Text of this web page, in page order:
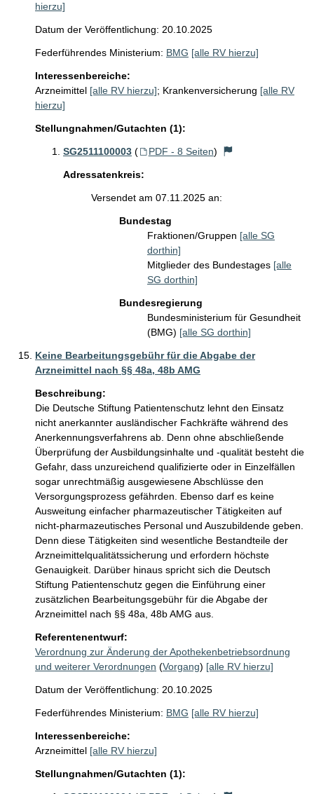
hierzu]
Datum der Veröffentlichung: 20.10.2025
Federführendes Ministerium: BMG [alle RV hierzu]
Interessenbereiche:
Arzneimittel [alle RV hierzu]; Krankenversicherung [alle RV
hierzu]
Stellungnahmen/Gutachten (1):
SG2511100003 ( PDF - 8 Seiten)
Adressatenkreis:
Versendet am 07.11.2025 an:
Bundestag
Fraktionen/Gruppen [alle SG
dorthin]
Mitglieder des Bundestages [alle
SG dorthin]
Bundesregierung
Bundesministerium für Gesundheit
(BMG) [alle SG dorthin]
Keine Bearbeitungsgebühr für die Abgabe der
Arzneimittel nach §§ 48a, 48b AMG
Beschreibung:
Die Deutsche Stiftung Patientenschutz lehnt den Einsatz
nicht anerkannter ausländischer Fachkräfte während des
Anerkennungsverfahrens ab. Denn ohne abschließende
Überprüfung der Ausbildungsinhalte und -qualität besteht die
Gefahr, dass unzureichend qualifizierte oder in Einzelfällen
sogar unrechtmäßig ausgewiesene Abschlüsse den
Versorgungsprozess gefährden. Ebenso darf es keine
Ausweitung einfacher pharmazeutischer Tätigkeiten auf
nicht-pharmazeutisches Personal und Auszubildende geben.
Denn diese Tätigkeiten sind wesentliche Bestandteile der
Arzneimittelqualitätssicherung und erfordern höchste
Genauigkeit. Darüber hinaus spricht sich die Deutsch
Stiftung Patientenschutz gegen die Einführung einer
zusätzlichen Bearbeitungsgebühr für die Abgabe der
Arzneimittel nach §§ 48a, 48b AMG aus.
Referentenentwurf:
Verordnung zur Änderung der Apothekenbetriebsordnung
und weiterer Verordnungen (Vorgang) [alle RV hierzu]
Datum der Veröffentlichung: 20.10.2025
Federführendes Ministerium: BMG [alle RV hierzu]
Interessenbereiche:
Arzneimittel [alle RV hierzu]
Stellungnahmen/Gutachten (1):